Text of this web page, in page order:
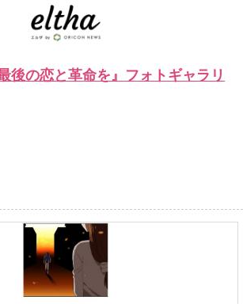
後の恋と革命を』フォトギャラリ